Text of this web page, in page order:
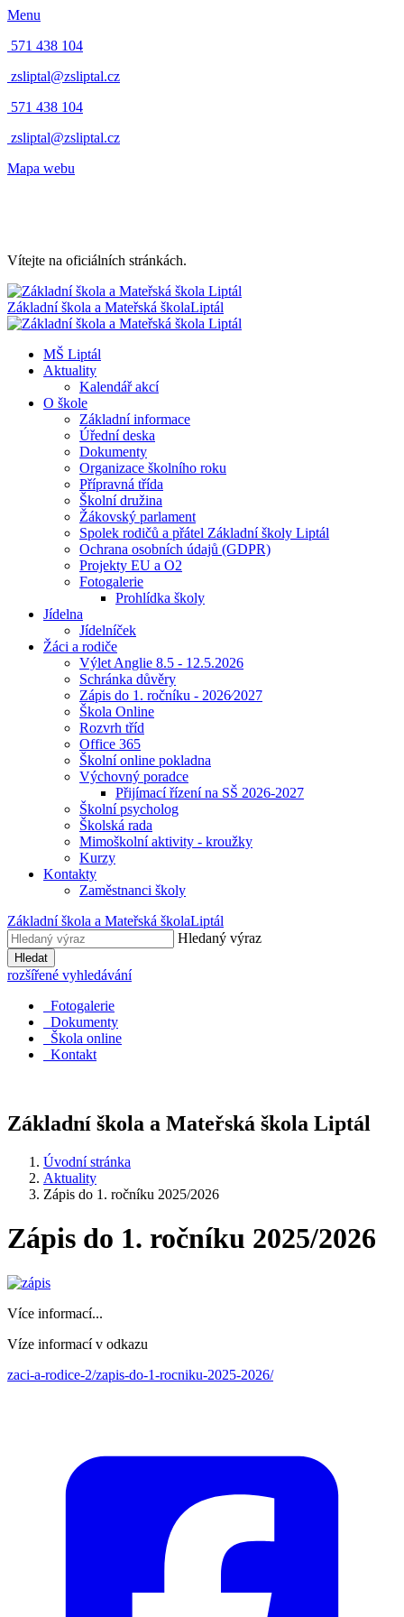
Menu
571 438 104
zsliptal@zsliptal.cz
571 438 104
zsliptal@zsliptal.cz
Mapa webu
Vítejte na oficiálních stránkách.
Základní škola a Mateřská školaLiptál
MŠ Liptál
Aktuality
Kalendář akcí
O škole
Základní informace
Úřední deska
Dokumenty
Organizace školního roku
Přípravná třída
Školní družina
Žákovský parlament
Spolek rodičů a přátel Základní školy Liptál
Ochrana osobních údajů (GDPR)
Projekty EU a O2
Fotogalerie
Prohlídka školy
Jídelna
Jídelníček
Žáci a rodiče
Výlet Anglie 8.5 - 12.5.2026
Schránka důvěry
Zápis do 1. ročníku - 2026⁄2027
Škola Online
Rozvrh tříd
Office 365
Školní online pokladna
Výchovný poradce
Přijímací řízení na SŠ 2026-2027
Školní psycholog
Školská rada
Mimoškolní aktivity - kroužky
Kurzy
Kontakty
Zaměstnanci školy
Základní škola a Mateřská školaLiptál
Hledaný výraz
Hledat
rozšířené vyhledávání
Fotogalerie
Dokumenty
Škola online
Kontakt
Základní škola a Mateřská škola Liptál
Úvodní stránka
Aktuality
Zápis do 1. ročníku 2025/2026
Zápis do 1. ročníku 2025/2026
Více informací...
Víze informací v odkazu
zaci-a-rodice-2/zapis-do-1-rocniku-2025-2026/